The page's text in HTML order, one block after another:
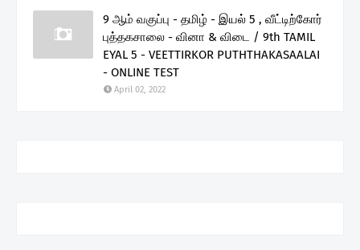
9 ஆம் வகுப்பு - தமிழ் - இயல் 5 , வீட்டிற்கோர்
புத்தகசாலை - வினா & விடை / 9th TAMIL
EYAL 5 - VEETTIRKOR PUTHTHAKASAALAI
- ONLINE TEST
April 02, 2022